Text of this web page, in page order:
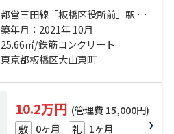
都営三田線「板橋区役所前」駅 徒
歩4分 東武東上線「大山」駅 徒歩6
分 東武東上線「下板橋」駅 徒歩14
分
築年月：2021年 10月
25.66㎡/鉄筋コンクリート
東京都板橋区大山東町
10.2万円 (管理費 15,000円)
敷 0ヶ月 礼 1ヶ月